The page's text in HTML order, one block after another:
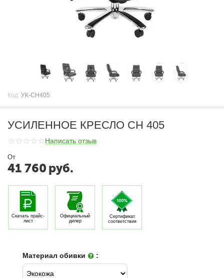
Код: УК-CH405
УСИЛЕННОЕ КРЕСЛО CH 405
Написать отзыв
От
41 760 руб.
Скачать прайс-
лист
Официальный
дилер
Сертификат
соответствия
Материал обивки :